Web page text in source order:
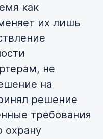
как
их лишь
не
на
решение
требования
охрану